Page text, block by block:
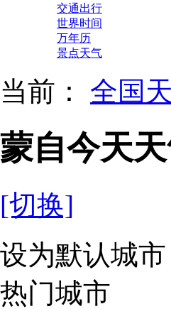
交通出行
世界时间
万年历
景点天气
当前： 全国
蒙自今天
[切换]
设为默认城市
热门城市